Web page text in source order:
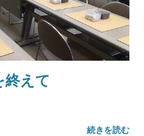
終えて
続きを読む